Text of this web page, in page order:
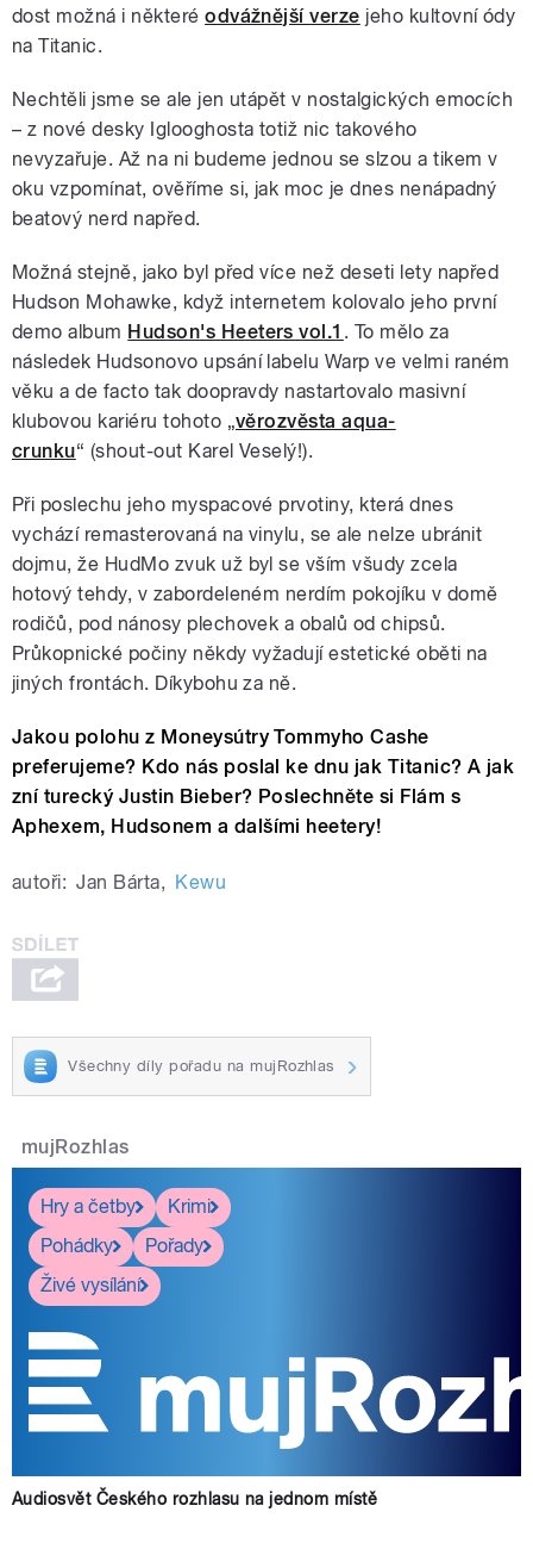
dost možná i některéodvážnější verze jeho kultovní ódy
na Titanic.
Nechtěli jsme se ale jen utápět v nostalgických emocích
– z nové desky Iglooghosta totiž nic takového
nevyzařuje. Až na ni budeme jednou se slzou a tikem v
oku vzpomínat, ověříme si, jak moc je dnes nenápadný
beatový nerd napřed.
Možná stejně, jako byl před více než deseti lety napřed
Hudson Mohawke, když internetem kolovalo jeho první
demo album Hudson's Heeters vol.1 . To mělo za
následek Hudsonovo upsání labelu Warp ve velmi raném
věku a de facto tak doopravdy nastartovalo masivní
klubovou kariéru tohoto „věrozvěsta aqua-
crunku“ (shout-out Karel Veselý!).
Při poslechu jeho myspacové prvotiny, která dnes
vychází remasterovaná na vinylu, se ale nelze ubránit
dojmu, že HudMo zvuk už byl se vším všudy zcela
hotový tehdy, v zabordeleném nerdím pokojíku v domě
rodičů, pod nánosy plechovek a obalů od chipsů.
Průkopnické počiny někdy vyžadují estetické oběti na
jiných frontách. Díkybohu za ně.
Jakou polohu z Moneysútry Tommyho Cashe
preferujeme? Kdo nás poslal ke dnu jak Titanic? A jak
zní turecký Justin Bieber? Poslechněte si Flám s
Aphexem, Hudsonem a dalšími heetery!
autoři: Jan Bárta, Kewu
Všechny díly pořadu na mujRozhlas
mujRozhlas
Hry a četby
Krimi
Pohádky
Pořady
Živé vysílání
Audiosvět Českého rozhlasu na jednom místě